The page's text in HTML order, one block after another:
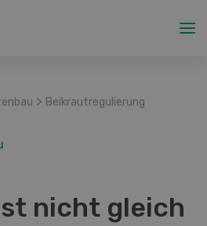
> Beikrautregulierung
nicht gleich